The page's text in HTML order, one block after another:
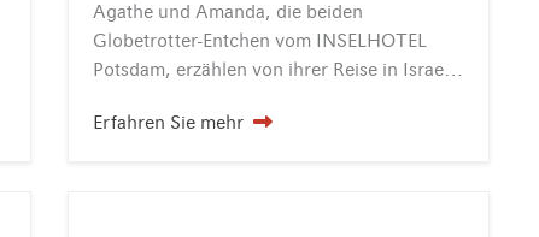
Agathe und Amanda, die beiden
Globetrotter-Entchen vom INSELHOTEL
Potsdam, erzählen von ihrer Reise in Israel: Agathe und Amanda saßen gemeinsam mit Lise der heimlichen Hotelchefin im Restaurant des Inselhotels bei Weihnachtskeksen und Punsch. Brr…Sie mussten…
Erfahren Sie mehr